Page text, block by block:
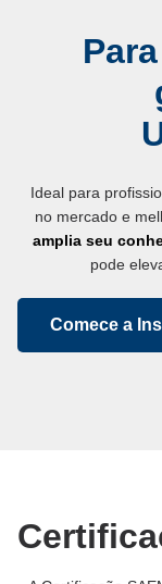
Ideal para
no mercado e
amplia seu
pode
Comece a